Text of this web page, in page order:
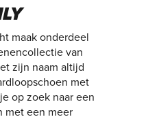
maak onderdeel
van
zijn naam altijd
met
op zoek naar een
met een meer